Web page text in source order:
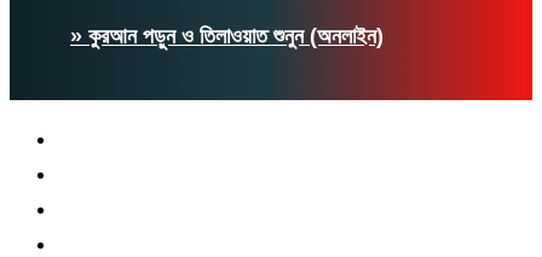
» কুরআন পড়ুন ও তিলাওয়াত শুনুন (অনলাইন)